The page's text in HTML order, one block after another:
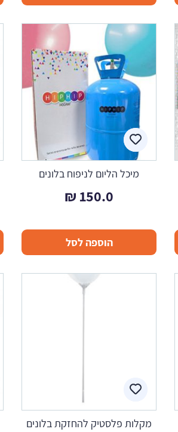
מיכל הליום לניפוח בלונים
150.0
₪
הוספה לסל
מקלות פלסטיק להחזקת בלונים